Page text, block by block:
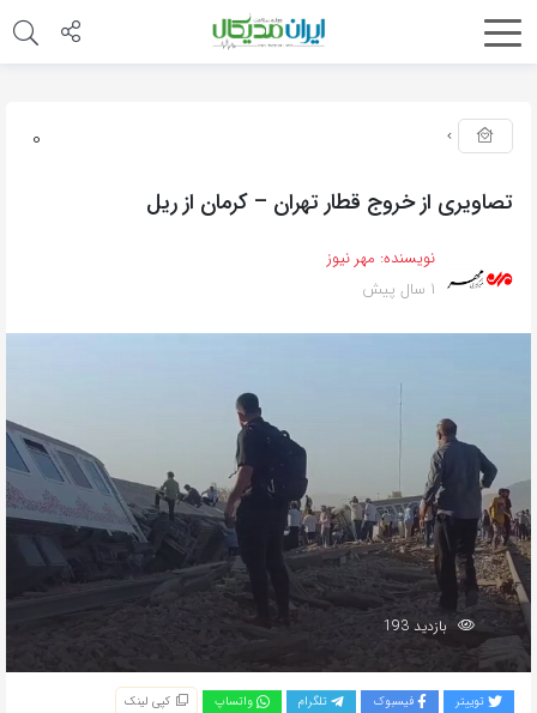
0
تصاویری از خروج قطار تهران – کرمان از ریل
نویسنده: مهر نیوز
1 سال پیش
بازدید 193
توییتر فیسبوک تلگرام واتساپ کپی لینک